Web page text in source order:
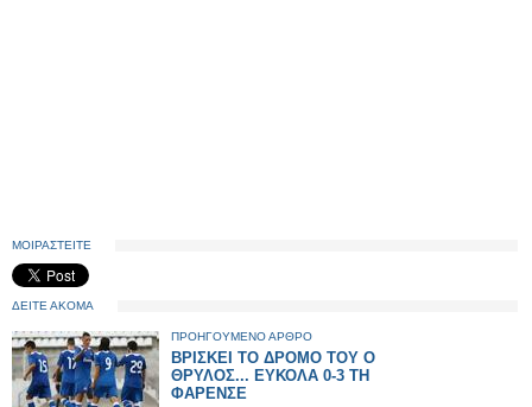
ΜΟΙΡΑΣΤΕΙΤΕ
ΔΕΙΤΕ ΑΚΟΜΑ
ΠΡΟΗΓΟΥΜΕΝΟ ΑΡΘΡΟ
ΒΡΙΣΚΕΙ ΤΟ ΔΡΟΜΟ ΤΟΥ Ο
ΘΡΥΛΟΣ... ΕΥΚΟΛΑ 0-3 ΤΗ
ΦΑΡΕΝΣΕ